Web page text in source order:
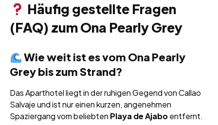
Häufig gestellte Fragen
(FAQ) zum Ona Pearly Grey
Wie weit ist es vom Ona Pearly
Grey bis zum Strand?
Das Aparthotel liegt in der ruhigen Gegend von Callao
Salvaje und ist nur einen kurzen, angenehmen
Spaziergang vom beliebten Playa de Ajaboentfernt.